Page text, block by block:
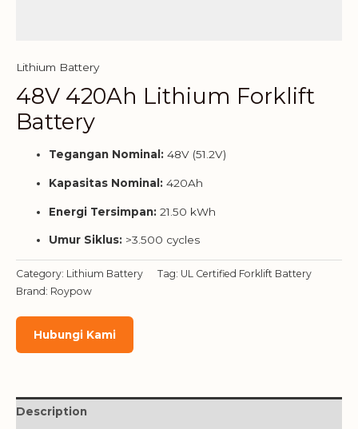
Lithium Battery
48V 420Ah Lithium Forklift
Battery
Tegangan Nominal: 48V (51.2V)
Kapasitas Nominal: 420Ah
Energi Tersimpan: 21.50 kWh
Umur Siklus: >3.500 cycles
Category: Lithium Battery Tag: UL Certified Forklift Battery
Brand: Roypow
Hubungi Kami
Description